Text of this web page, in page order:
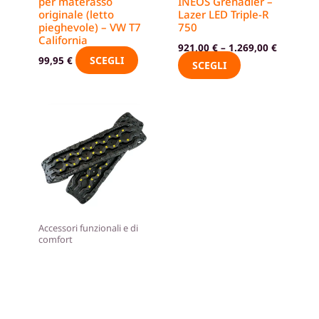
originale (letto
pieghevole) – VW T7
California
99,95€ SCEGLI
nella
del
prodotto
Lazer LED Triple-R
750
921,00 € – 1.269,00 €
SCEGLI
scelte
nella
del
prodotto
Accessori funzionali e di
comfort